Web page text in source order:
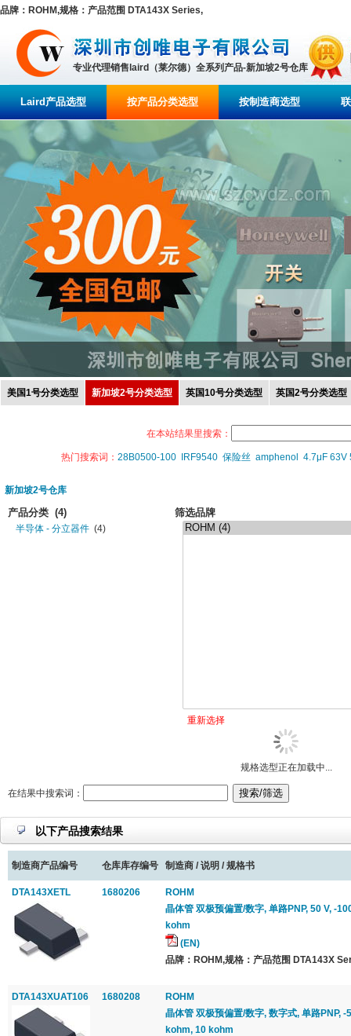
品牌：ROHM,规格：产品范围 DTA143X Series,
专业代理销售laird（莱尔德）全系列产品-新加坡2号仓库
Laird产品选型 按产品分类选型 按制造商选型
美国1号分类选型 新加坡2号分类选型 英国10号分类选型 英国2号分类选型
在本站结果里搜索：
热门搜索词： 28B0500-100 IRF9540 保险丝 amphenol 4.7μF 63V
新加坡2号仓库
产品分类 (4)
半导体 - 分立器件 (4)
筛选品牌
重新选择
规格选型正在加载中...
在结果中搜索词：
以下产品搜索结果
制造商产品编号 仓库库存编号 制造商 / 说明 / 规格书
DTA143XETL 1680206
ROHM
晶体管 双极预偏置/数字, 单路PNP, 50 V, -
kohm
(EN)
品牌：ROHM,规格：产品范围 DTA143X
DTA143XUAT106 1680208
ROHM
晶体管 双极预偏置/数字, 数字式, 单路PNP,
kohm, 10 kohm